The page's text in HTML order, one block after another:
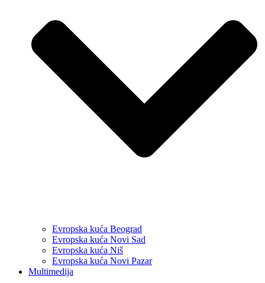
Evropska kuća Beograd
Evropska kuća Novi Sad
Evropska kuća Niš
Evropska kuća Novi Pazar
Multimedija